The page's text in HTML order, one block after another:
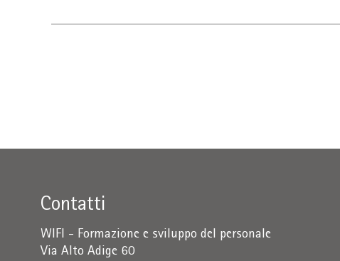
Contatti
WIFI - Formazione e sviluppo del personale
Via Alto Adige 60